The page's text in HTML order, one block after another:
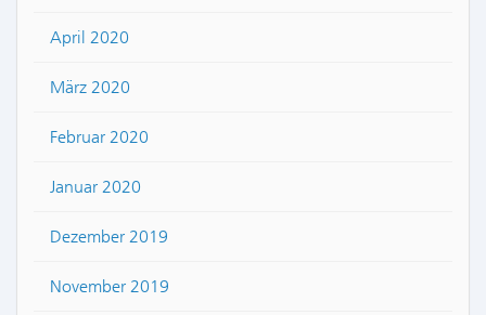
April 2020
März 2020
Februar 2020
Januar 2020
Dezember 2019
November 2019